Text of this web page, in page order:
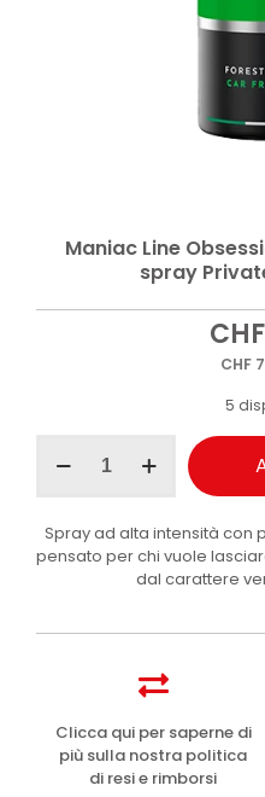
Maniac Line
spray
CHF
CHF
5
Line
auto
spray
150
Spray ad alta intensità con
pensato per chi vuole
dal carattere
Clicca qui per saperne di
più sulla nostra politica
di resi e rimborsi